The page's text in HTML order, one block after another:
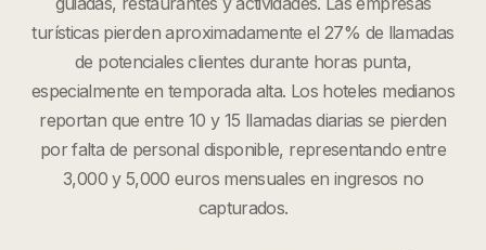
turísticas pierden aproximadamente el 27% de llamadas
de potenciales clientes durante horas punta,
especialmente en temporada alta. Los hoteles medianos
reportan que entre 10 y 15 llamadas diarias se pierden
por falta de personal disponible, representando entre
3,000 y 5,000 euros mensuales en ingresos no
capturados.